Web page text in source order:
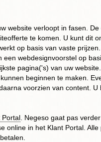
website verloopt in fasen.
te komen. U kunt dit
op basis van vaste
webdesignvoorstel op
pagina('s) van uw
beginnen te maken.
voorzien van content.
Portal. Negeso gaat pas
online in het Klant Portal.